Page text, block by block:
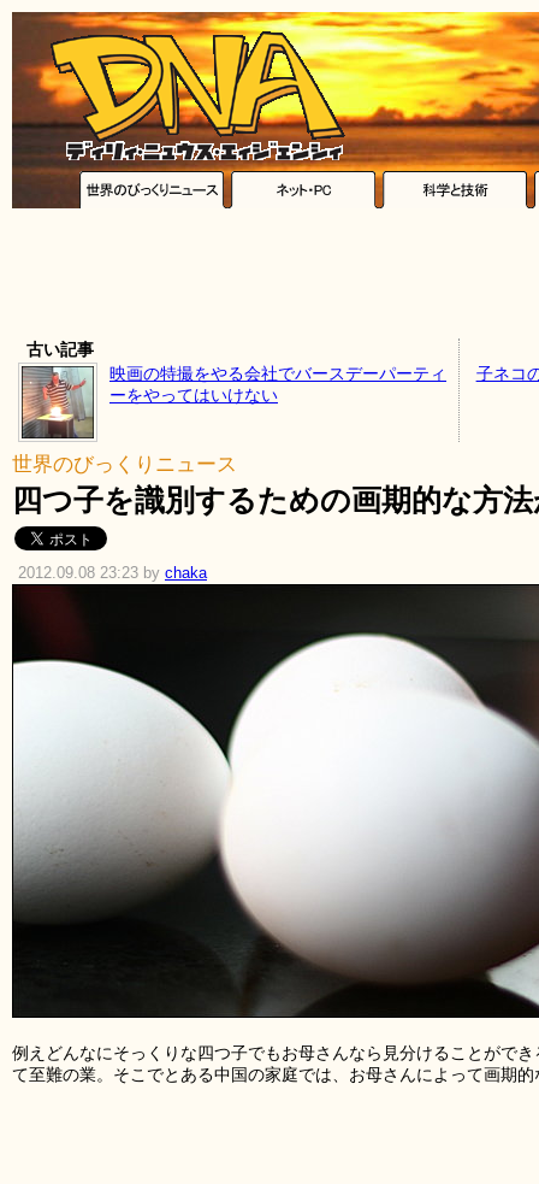
古い記事
映画の特撮をやる会社でバースデーパーティ
ーをやってはいけない
子ネコ
世界のびっくりニュース
四つ子を識別するための画期的な方
2012.09.08 23:23 by chaka
例えどんなにそっくりな四つ子でもお母さんなら見分けることがで
て至難の業。そこでとある中国の家庭では、お母さんによって画期